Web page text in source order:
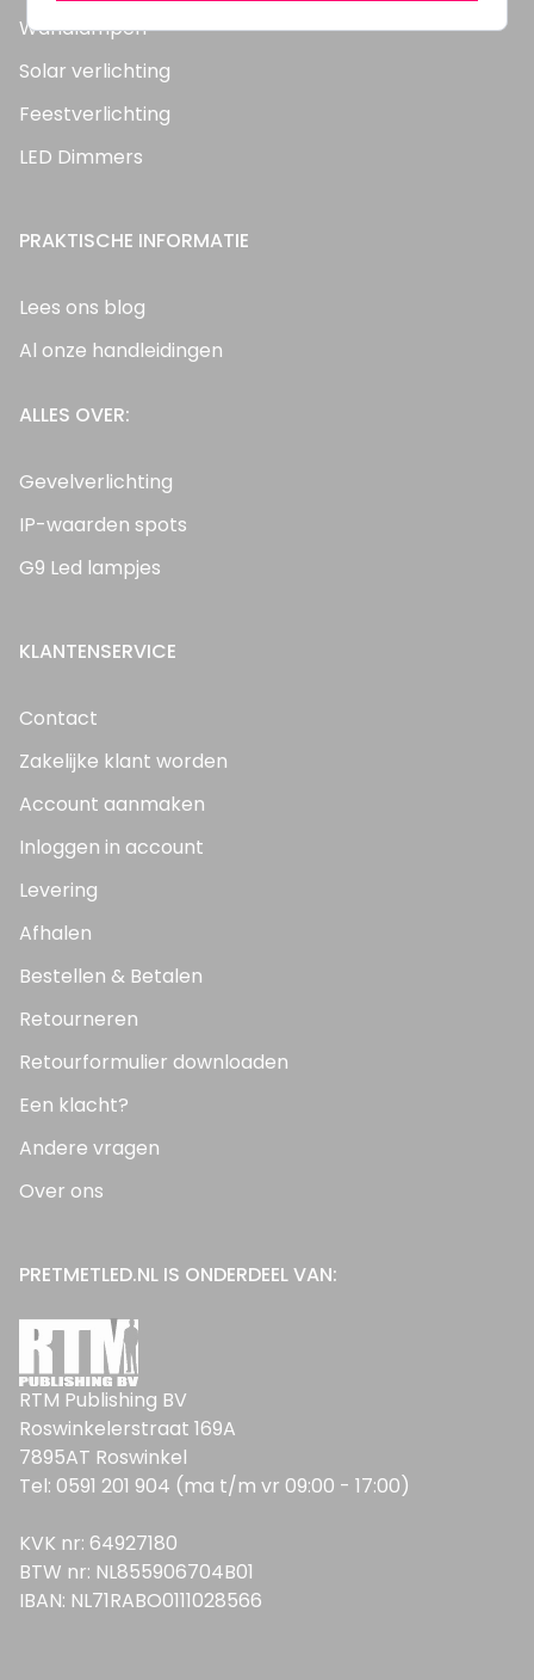
Wandlampen
Solar verlichting
Feestverlichting
LED Dimmers
PRAKTISCHE INFORMATIE
Lees ons blog
Al onze handleidingen
ALLES OVER:
Gevelverlichting
IP-waarden spots
G9 Led lampjes
KLANTENSERVICE
Contact
Zakelijke klant worden
Account aanmaken
Inloggen in account
Levering
Afhalen
Bestellen & Betalen
Retourneren
Retourformulier downloaden
Een klacht?
Andere vragen
Over ons
PRETMETLED.NL IS ONDERDEEL VAN:
RTM Publishing BV
Roswinkelerstraat 169A
7895AT Roswinkel
Tel: 0591 201 904 (ma t/m vr 09:00 - 17:00)
KVK nr: 64927180
BTW nr: NL855906704B01
IBAN: NL71RABO0111028566